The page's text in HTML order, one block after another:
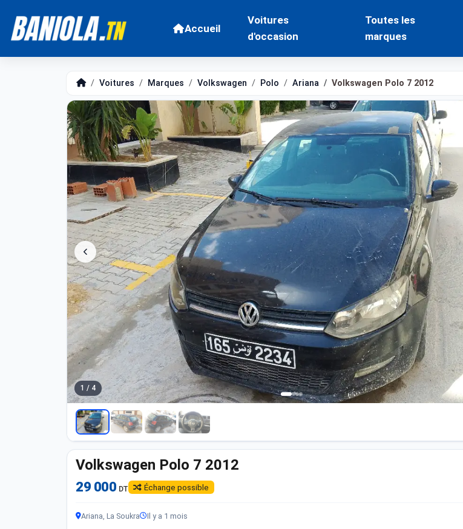
Accueil
Voitures
d'occasion
Toutes les
marques
Voitures Marques Volkswagen Polo Ariana Volkswagen Polo 7 2012
1 / 4
Volkswagen Polo 7 2012
29 000 DT Échange possible
Ariana, La Soukra Il y a 1 mois